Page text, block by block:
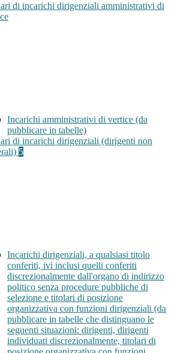
di incarichi dirigenziali amministrativi di
Incarichi amministrativi di vertice (da
pubblicare in tabelle)
di incarichi dirigenziali (dirigenti non
5
Incarichi dirigenziali, a qualsiasi titolo
conferiti, ivi inclusi quelli conferiti
discrezionalmente dall'organo di indirizzo
politico senza procedure pubbliche di
selezione e titolari di posizione
organizzativa con funzioni dirigenziali (da
pubblicare in tabelle che distinguano le
seguenti situazioni: dirigenti, dirigenti
individuati discrezionalmente, titolari di